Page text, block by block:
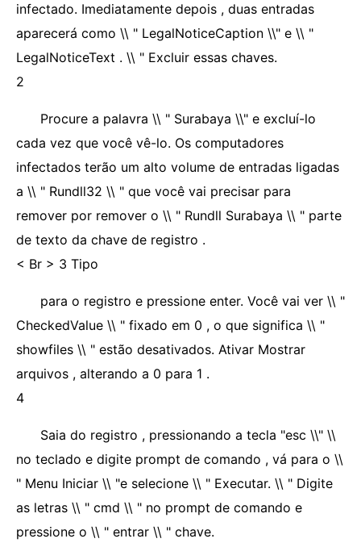
infectado. Imediatamente depois , duas entradas
aparecerá como \\ " LegalNoticeCaption \\" e \\ "
LegalNoticeText . \\ " Excluir essas chaves.
2
Procure a palavra \\ " Surabaya \\" e excluí-lo
cada vez que você vê-lo. Os computadores
infectados terão um alto volume de entradas ligadas
a \\ " Rundll32 \\ " que você vai precisar para
remover por remover o \\ " Rundll Surabaya \\ " parte
de texto da chave de registro .
< Br > 3 Tipo
para o registro e pressione enter. Você vai ver \\ "
CheckedValue \\ " fixado em 0 , o que significa \\ "
showfiles \\ " estão desativados. Ativar Mostrar
arquivos , alterando a 0 para 1 .
4
Saia do registro , pressionando a tecla "esc \\" \\
no teclado e digite prompt de comando , vá para o \\
" Menu Iniciar \\ "e selecione \\ " Executar. \\ " Digite
as letras \\ " cmd \\ " no prompt de comando e
pressione o \\ " entrar \\ " chave.